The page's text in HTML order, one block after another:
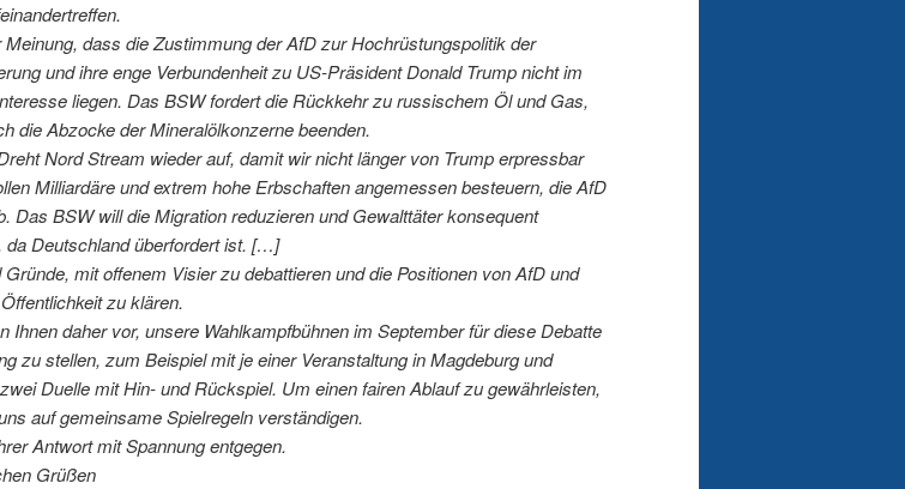
Meinung, dass die Zustimmung der AfD zur Hochrüstungspolitik der
und ihre enge Verbundenheit zu US-Präsident Donald Trump nicht im
liegen. Das BSW fordert die Rückkehr zu russischem Öl und Gas,
die Abzocke der Mineralölkonzerne beenden.
Nord Stream wieder auf, damit wir nicht länger von Trump erpressbar
Milliardäre und extrem hohe Erbschaften angemessen besteuern, die AfD
Das BSW will die Migration reduzieren und Gewalttäter konsequent
da Deutschland überfordert ist. […]
mit offenem Visier zu debattieren und die Positionen von AfD und
zu klären.
Ihnen daher vor, unsere Wahlkampfbühnen im September für diese Debatte
zu stellen, zum Beispiel mit je einer Veranstaltung in Magdeburg und
Duelle mit Hin- und Rückspiel. Um einen fairen Ablauf zu gewährleisten,
auf gemeinsame Spielregeln verständigen.
Antwort mit Spannung entgegen.
Grüßen